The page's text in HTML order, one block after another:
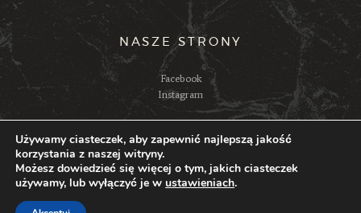
NASZE STRONY
Facebook
Instagram
Agencja Kreatywna© 2026. Wszelkie prawa
Używamy ciasteczek, aby zapewnić najlepszą jakość
korzystania z naszej witryny.
Możesz dowiedzieć się więcej o tym, jakich ciasteczek
używamy, lub wyłączyć je w ustawieniach.